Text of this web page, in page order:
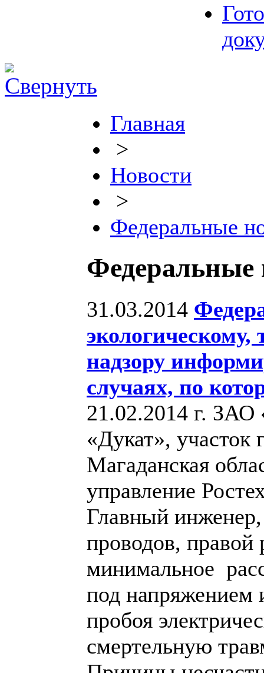
Главная
>
Новости
>
Федеральные
Федеральные
31.03.2014
экологическому,
надзору
случаях, по
21.02.2014 г. ЗАО
«Дукат»,
Магаданская
управление
Главный инженер,
проводов, правой
минимальное
под напряжением
пробоя
смертельную